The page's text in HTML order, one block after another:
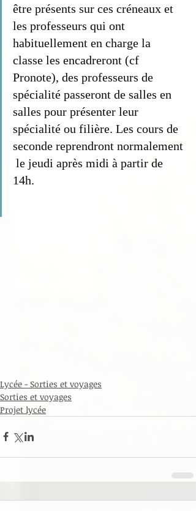
être présents sur ces créneaux et
les professeurs qui ont
habituellement en charge la
classe les encadreront (cf
Pronote), des professeurs de
spécialité passeront de salles en
salles pour présenter leur
spécialité ou filière. Les cours de
seconde reprendront normalement
le jeudi après midi à partir de
14h.
Lycée - Sorties et voyages
Sorties et voyages
Projet lycée